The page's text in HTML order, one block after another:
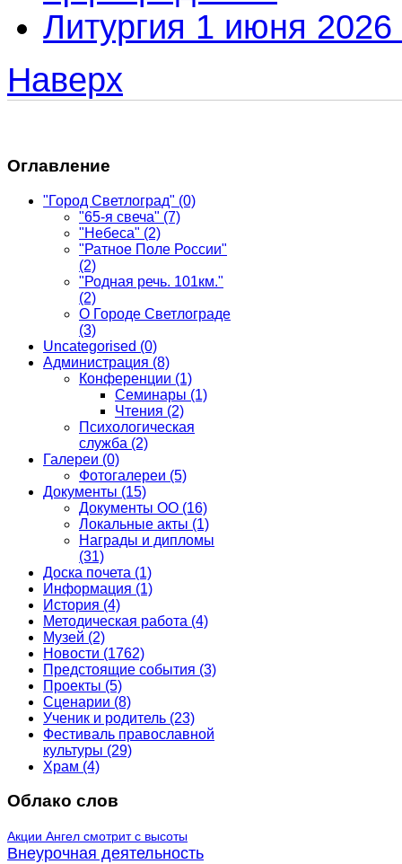
Литургия 1 июня 2026
Наверх
Оглавление
"Город Светлоград" (0)
"65-я свеча" (7)
"Небеса" (2)
"Ратное Поле России"
(2)
"Родная речь. 101км."
(2)
О Городе Светлограде
(3)
Uncategorised (0)
Администрация (8)
Конференции (1)
Семинары (1)
Чтения (2)
Психологическая
служба (2)
Галереи (0)
Фотогалереи (5)
Документы (15)
Документы ОО (16)
Локальные акты (1)
Награды и дипломы
(31)
Доска почета (1)
Информация (1)
История (4)
Методическая работа (4)
Музей (2)
Новости (1762)
Предстоящие события (3)
Проекты (5)
Сценарии (8)
Ученик и родитель (23)
Фестиваль православной
культуры (29)
Храм (4)
Облако слов
Акции Ангел смотрит с высоты
Внеурочная деятельность